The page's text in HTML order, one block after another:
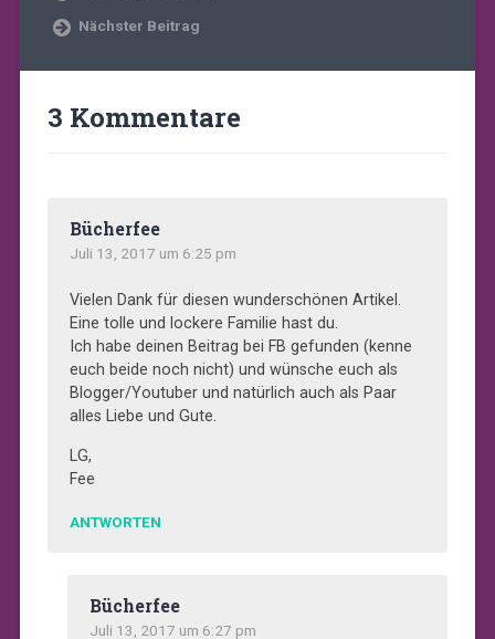
Nächster Beitrag
3 Kommentare
Bücherfee
Juli 13, 2017 um 6:25 pm
Vielen Dank für diesen wunderschönen Artikel.
Eine tolle und lockere Familie hast du.
Ich habe deinen Beitrag bei FB gefunden (kenne
euch beide noch nicht) und wünsche euch als
Blogger/Youtuber und natürlich auch als Paar
alles Liebe und Gute.
LG,
Fee
ANTWORTEN
Bücherfee
Juli 13, 2017 um 6:27 pm